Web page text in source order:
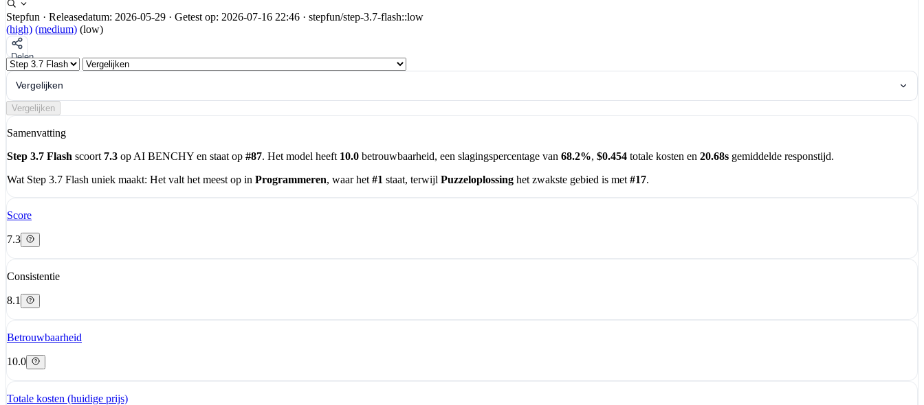
Stepfun · Releasedatum: 2026-05-29 · Getest op: 2026-07-16 22:46 · stepfun/step-3.7-flash::low
(high) (medium) (low)
Delen
Vergelijken
Vergelijken
Samenvatting
Step 3.7 Flash scoort 7.3 op AI BENCHY en staat op #87. Het model heeft 10.0 betrouwbaarheid, een slagingspercentage van 68.2%, $0.454 totale kosten en 20.68s gemiddelde responstijd.
Wat Step 3.7 Flash uniek maakt: Het valt het meest op in Programmeren, waar het #1 staat, terwijl Puzzeloplossing het zwakste gebied is met #17.
Score
7.3
Consistentie
8.1
Betrouwbaarheid
10.0
Totale kosten (huidige prijs)